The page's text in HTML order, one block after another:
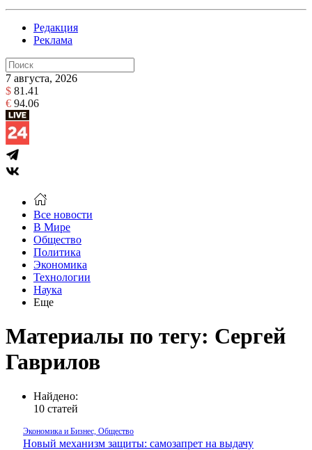
Редакция
Реклама
7 августа, 2026
$ 81.41
€ 94.06
Все новости
В Мире
Общество
Политика
Экономика
Технологии
Наука
Еще
Материалы по тегу: Сергей
Гаврилов
Найдено:
10 статей
Экономика и Бизнес, Общество
Новый механизм защиты: самозапрет на выдачу